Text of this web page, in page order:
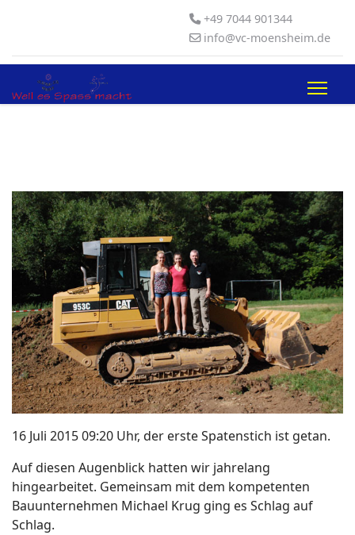
+49 7044 901344
info@vc-moensheim.de
16 Juli 2015 09:20 Uhr, der erste Spatenstich ist getan.
Auf diesen Augenblick hatten wir jahrelang
hingearbeitet. Gemeinsam mit dem kompetenten
Bauunternehmen Michael Krug ging es Schlag auf
Schlag.